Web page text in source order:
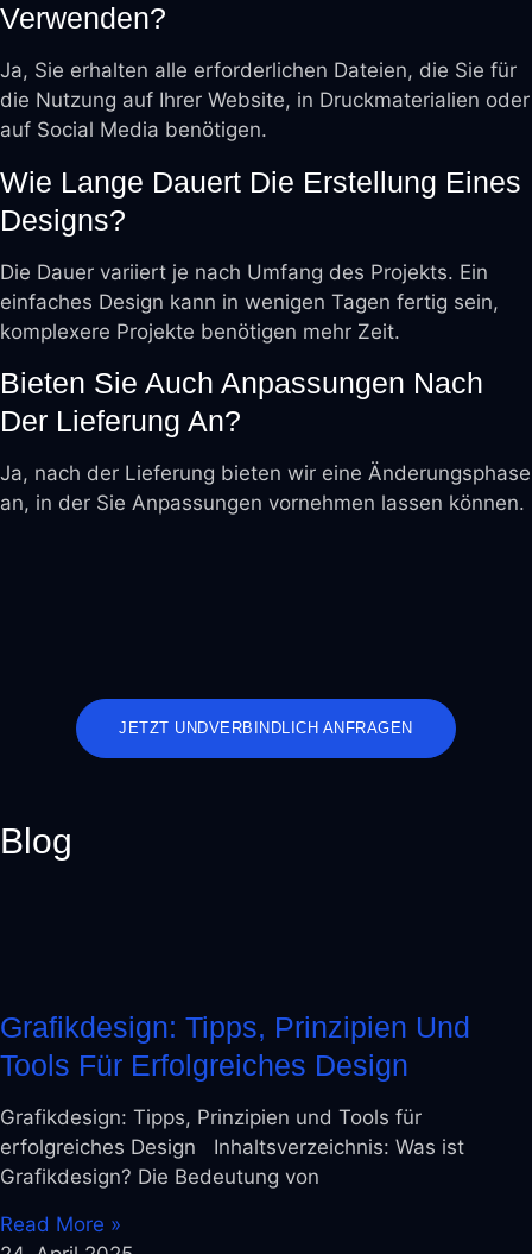
Verwenden?
Ja, Sie erhalten alle erforderlichen Dateien, die Sie für
die Nutzung auf Ihrer Website, in Druckmaterialien oder
auf Social Media benötigen.
Wie Lange Dauert Die Erstellung Eines
Designs?
Die Dauer variiert je nach Umfang des Projekts. Ein
einfaches Design kann in wenigen Tagen fertig sein,
komplexere Projekte benötigen mehr Zeit.
Bieten Sie Auch Anpassungen Nach
Der Lieferung An?
Ja, nach der Lieferung bieten wir eine Änderungsphase
an, in der Sie Anpassungen vornehmen lassen können.
JETZT UNDVERBINDLICH ANFRAGEN
Blog
Grafikdesign: Tipps, Prinzipien Und
Tools Für Erfolgreiches Design
Grafikdesign: Tipps, Prinzipien und Tools für
erfolgreiches Design Inhaltsverzeichnis: Was ist
Grafikdesign? Die Bedeutung von
Read More »